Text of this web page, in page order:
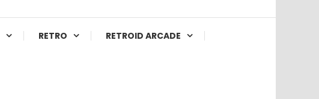
RETRO RETROID ARCADE